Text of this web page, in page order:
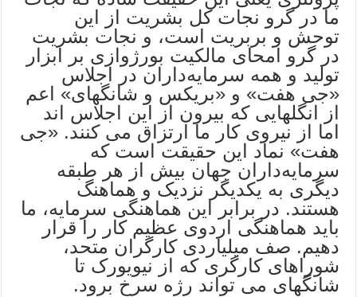
ما در گرو نجات کل بشریت از این
توحش و بربریت است، و نجات بشریت
در گرو امحای مالکیت بورژوازی بر ابزار
تولید و همه سرمایه‌داران در اجلاس
«جی هفت» و «بریکس و شانگهای» اعم
از انگلهایی که بیرون از این اجلاس اند
اما از نیروی کار ما ارتزاق می کنند. «جی
هفت» نماد این حقیقت است که
سرمایه‌داران جهان بیش از هر طبقه
دیگری به یکدیگر نزدیک و هماهنگ
هستند. در برابر این هماهنگی سرمایه، ما
باید هماهنگی اردوی عظیم کار را قرار
دهیم. صف میلیاردی کارگران متحد،
شوراهای کارگری که از نیویورک تا
شانگهای می تواند رژه سرخ برود.